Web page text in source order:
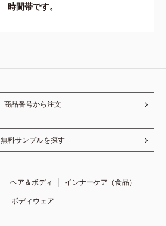
時間帯です。
商品番号から注文
無料サンプルを探す
ヘア＆ボディ
インナーケア（食品）
ボディウェア